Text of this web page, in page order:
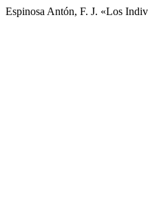
Espinosa Antón, F. J. «Los